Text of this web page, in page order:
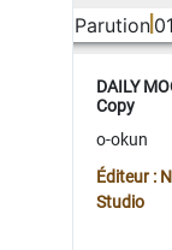
Parution
DAILY
Copy
o-okun
Éditeur :
Studio